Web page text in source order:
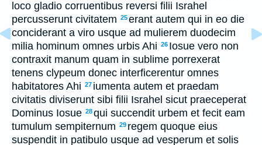
loco gladio corruentibus reversi filii Israhel
percusserunt civitatem 25erant autem qui in eo die
conciderant a viro usque ad mulierem duodecim
milia hominum omnes urbis Ahi 26 Iosue vero non
contraxit manum quam in sublime porrexerat
tenens clypeum donec interficerentur omnes
habitatores Ahi 27 iumenta autem et praedam
civitatis diviserunt sibi filii Israhel sicut praeceperat
Dominus Iosue 28qui succendit urbem et fecit eam
tumulum sempiternum 29 regem quoque eius
suspendit in patibulo usque ad vesperum et solis